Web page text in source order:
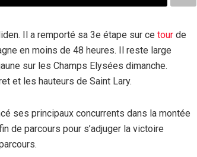
Il a remporté sa 3e étape sur ce tour de
en moins de 48 heures. Il reste large
sur les Champs Elysées dimanche.
et les hauteurs de Saint Lary.
ses principaux concurrents dans la montée
de parcours pour s’adjuger la victoire